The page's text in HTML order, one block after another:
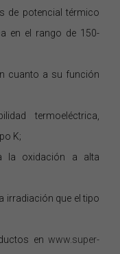
de potencial térmico
en el rango de 150-
cuanto a su función
termoeléctrica,
K;
la oxidación a alta
irradiación que el tipo
en www.super-